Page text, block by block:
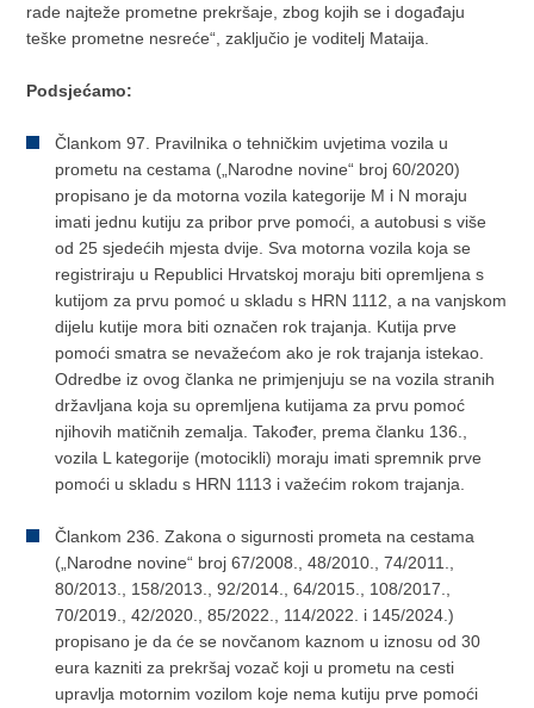
rade najteže prometne prekršaje, zbog kojih se i događaju
teške prometne nesreće“, zaključio je voditelj Mataija.
Podsjećamo:
Člankom 97. Pravilnika o tehničkim uvjetima vozila u
prometu na cestama („Narodne novine“ broj 60/2020)
propisano je da motorna vozila kategorije M i N moraju
imati jednu kutiju za pribor prve pomoći, a autobusi s više
od 25 sjedećih mjesta dvije. Sva motorna vozila koja se
registriraju u Republici Hrvatskoj moraju biti opremljena s
kutijom za prvu pomoć u skladu s HRN 1112, a na vanjskom
dijelu kutije mora biti označen rok trajanja. Kutija prve
pomoći smatra se nevažećom ako je rok trajanja istekao.
Odredbe iz ovog članka ne primjenjuju se na vozila stranih
državljana koja su opremljena kutijama za prvu pomoć
njihovih matičnih zemalja. Također, prema članku 136.,
vozila L kategorije (motocikli) moraju imati spremnik prve
pomoći u skladu s HRN 1113 i važećim rokom trajanja.
Člankom 236. Zakona o sigurnosti prometa na cestama
(„Narodne novine“ broj 67/2008., 48/2010., 74/2011.,
80/2013., 158/2013., 92/2014., 64/2015., 108/2017.,
70/2019., 42/2020., 85/2022., 114/2022. i 145/2024.)
propisano je da će se novčanom kaznom u iznosu od 30
eura kazniti za prekršaj vozač koji u prometu na cesti
upravlja motornim vozilom koje nema kutiju prve pomoći